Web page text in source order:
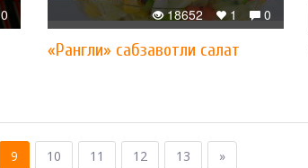
0 0
1
18652
«Рангли» сабзавотли салат
9 10 11 12 13 »